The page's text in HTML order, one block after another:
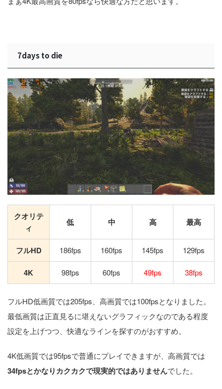
7days to die
クオリテ
ィ
低 中 高 最高
フルHD 186fps 160fps 145fps 129fps
4K 98fps 60fps 49fps 38fps
フルHD低画質では205fps、高画質では100fpsとなりました。
最低画質は正直見るに堪えないグラフィックなのである程度
設定を上げつつ、快適なラインを探すのがおすすめ。
4K低画質では95fpsで普通にプレイできますが、高画質では
34fpsとかなりカクカクで現実的ではありませんでした。